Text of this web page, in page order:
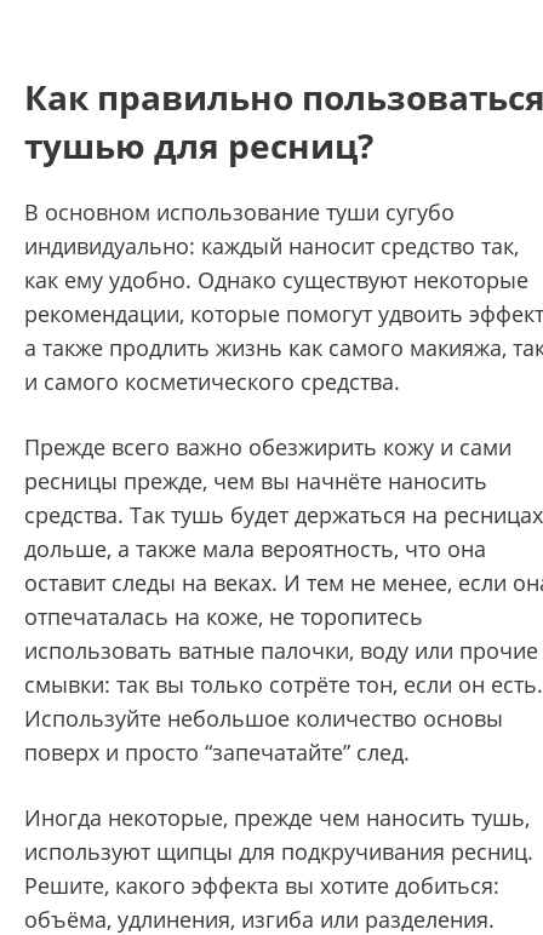
Как правильно
тушью для ресниц?
В основном использование туши сугубо
индивидуально: каждый наносит средство так,
как ему удобно. Однако существуют некоторые
рекомендации, которые помогут удвоить
а также продлить жизнь как самого макияжа,
и самого косметического средства.
Прежде всего важно обезжирить кожу и сами
ресницы прежде, чем вы начнёте наносить
средства. Так тушь будет держаться на ресницах
дольше, а также мала вероятность, что она
оставит следы на веках. И тем не менее, если
отпечаталась на коже, не торопитесь
использовать ватные палочки, воду или прочие
смывки: так вы только сотрёте тон, если он есть.
Используйте небольшое количество основы
поверх и просто “запечатайте” след.
Иногда некоторые, прежде чем наносить тушь,
используют щипцы для подкручивания ресниц.
Решите, какого эффекта вы хотите добиться:
объёма, удлинения, изгиба или разделения.